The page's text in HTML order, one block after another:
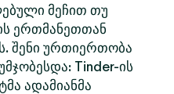
მეჩით თუ
ერთმანეთთან
შენი ურთიერთობა
Tinder-ის
ადამიანმა